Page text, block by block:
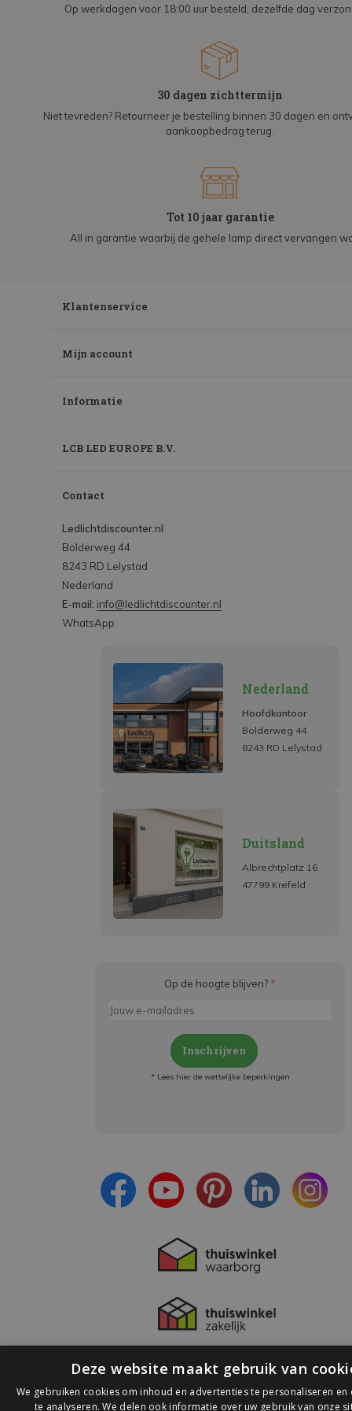
Op werkdagen voor 18:00 uur besteld, dezelfde dag
30 dagen zichttermijn
Niet tevreden? Retourneer je bestelling binnen 30 dagen en
aankoopbedrag terug.
Tot 10 jaar garantie
All in garantie waarbij de gehele lamp direct vervangen
Klantenservice
Mijn account
Informatie
LCB LED EUROPE B.V.
Contact
Ledlichtdiscounter.nl
Bolderweg 44
8243 RD Lelystad
Nederland
E-mail: info@ledlichtdiscounter.nl
WhatsApp
Nederland
Hoofdkantoor
Bolderweg 44
8243 RD Lelystad
Duitsland
Albrechtplatz 16
47799 Krefeld
Op de hoogte blijven? *
Inschrijven
* Lees hier de wettelijke beperkingen
Deze website maakt gebruik van
We gebruiken cookies om inhoud en advertenties te personaliseren en
te analyseren. We delen ook informatie over uw gebruik van onze